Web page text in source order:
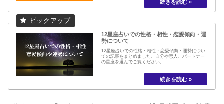
12星座占いでの性格・相性・恋愛傾向・運
勢について
12星座占いでの性格・相性・恋愛傾向・運勢につい
ての記事をまとめました。自分や恋人、パートナー
の星座を選んでご覧ください。